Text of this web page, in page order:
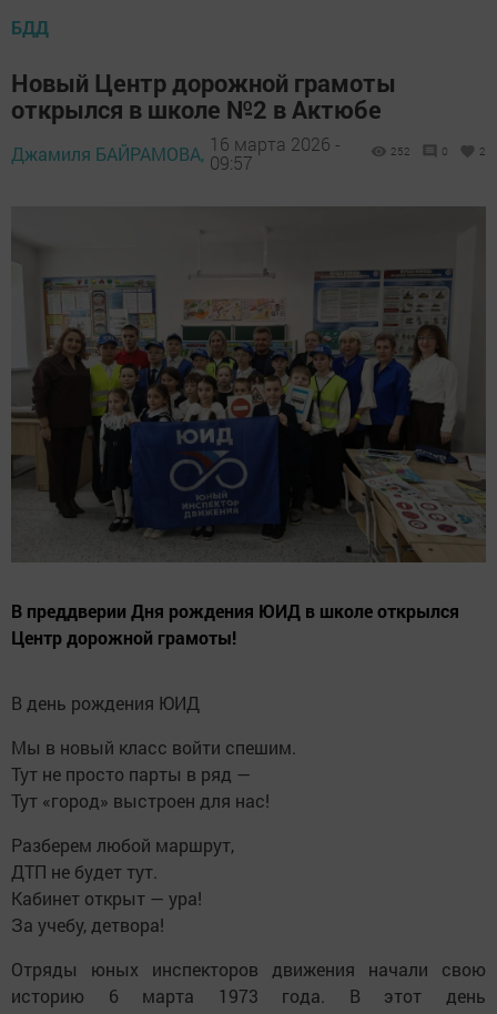
БДД
Новый Центр дорожной грамоты
открылся в школе №2 в Актюбе
Джамиля БАЙРАМОВА, 16 марта 2026 -
09:57
252 0 2
В преддверии Дня рождения ЮИД в школе открылся
Центр дорожной грамоты!
В день рождения ЮИД
Мы в новый класс войти спешим.
Тут не просто парты в ряд —
Тут «город» выстроен для нас!
Разберем любой маршрут,
ДТП не будет тут.
Кабинет открыт — ура!
За учебу, детвора!
Отряды юных инспекторов движения начали свою
историю 6 марта 1973 года. В этот день